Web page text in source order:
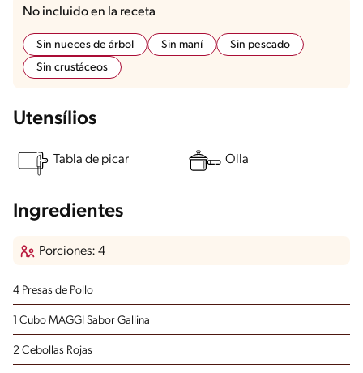
No incluido en la receta
Sin nueces de árbol Sin maní
Sin pescado
Sin crustáceos
Utensílios
Tabla de picar Olla
Ingredientes
Porciones: 4
4 Presas de Pollo
1 Cubo MAGGI Sabor Gallina
2 Cebollas Rojas